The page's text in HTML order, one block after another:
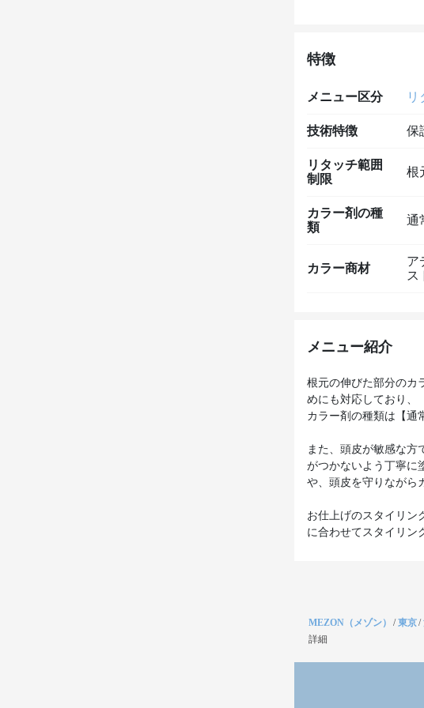
特徴
メニュー区分 リ
技術特徴 保
リタッチ範囲
制限
根
カラー剤の種
類
通
カラー商材
ア
ス
メニュー紹介
根元の伸びた部分のカ
めにも対応しており、
カラー剤の種類は【通
また、頭皮が敏感な方
がつかないよう丁寧に
や、頭皮を守りながら
お仕上げのスタイリン
に合わせてスタイリン
MEZON（メゾン） /東京/
詳細